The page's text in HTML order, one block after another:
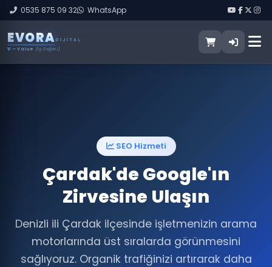
0535 875 09 32 WhatsApp
EVORA DIJITAL
V — Value (İş Değeri)
SEO Hizmeti
Çardak'de Google'ın
Zirvesine Ulaşın
Denizli ili Çardak ilçesinde işletmenizin arama
motorlarında üst sıralarda görünmesini
sağlıyoruz. Organik trafiğinizi artırarak daha